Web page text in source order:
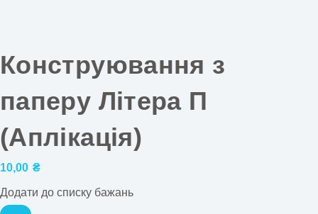
Конструювання з
паперу Літера П
(Аплікація)
10,00 ₴
Додати до списку бажань